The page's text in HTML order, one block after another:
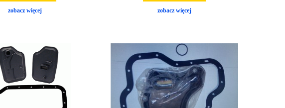
zobacz więcej zobacz więcej